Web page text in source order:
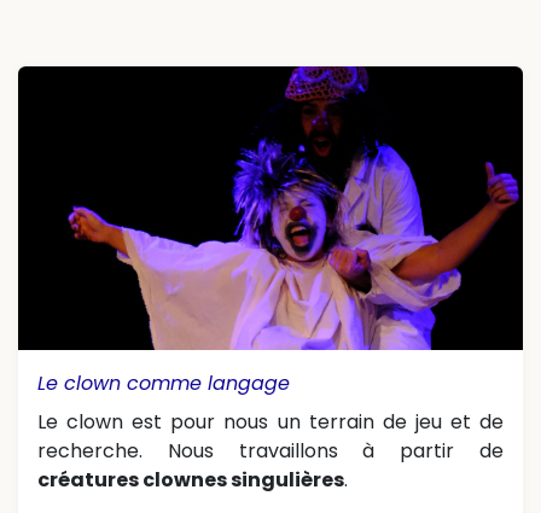
Le clown comme langage
Le clown est pour nous un terrain de jeu et de
recherche. Nous travaillons à partir de
créatures clownes singulières.